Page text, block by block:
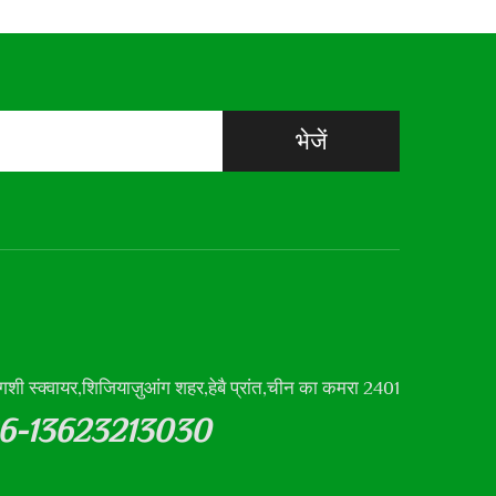
भेजें
स्क्वायर,शिजियाज़ुआंग शहर,हेबै प्रांत,चीन का कमरा 2401
13623213030